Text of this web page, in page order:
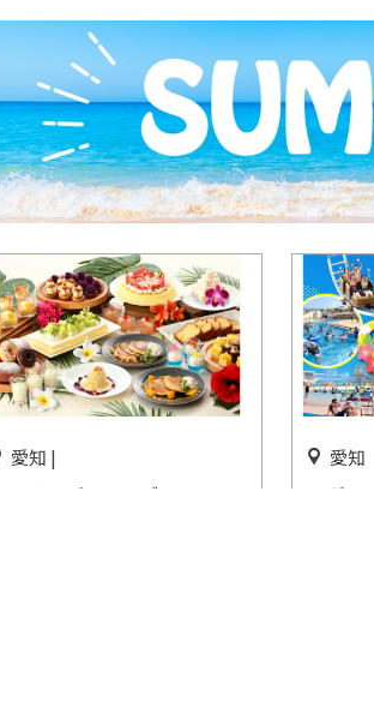
「アートアクアリウム
展 名古屋 2026」中日
ビルで開催
開催中
愛知 |
ランチ＆ディナーブッフェ
愛知
ラグ